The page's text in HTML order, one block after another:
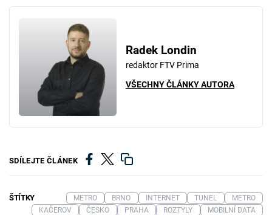
Radek Londin
redaktor FTV Prima
VŠECHNY ČLÁNKY AUTORA
SDÍLEJTE ČLÁNEK
ŠTÍTKY METRO BRNO INTERNET TUNEL
METRO
KAČEROV
ČESKO PRAHA ROZTYLY MOBILNÍ DATA